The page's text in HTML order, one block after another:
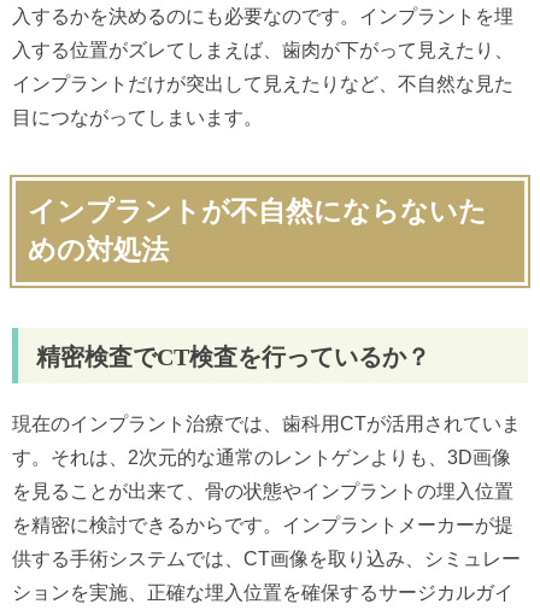
入するかを決めるのにも必要なのです。インプラントを埋
入する位置がズレてしまえば、歯肉が下がって見えたり、
インプラントだけが突出して見えたりなど、不自然な見た
目につながってしまいます。
インプラントが不自然にならないた
めの対処法
精密検査でCT検査を行っているか？
現在のインプラント治療では、歯科用CTが活用されていま
す。それは、2次元的な通常のレントゲンよりも、3D画像
を見ることが出来て、骨の状態やインプラントの埋入位置
を精密に検討できるからです。インプラントメーカーが提
供する手術システムでは、CT画像を取り込み、シミュレー
ションを実施、正確な埋入位置を確保するサージカルガイ